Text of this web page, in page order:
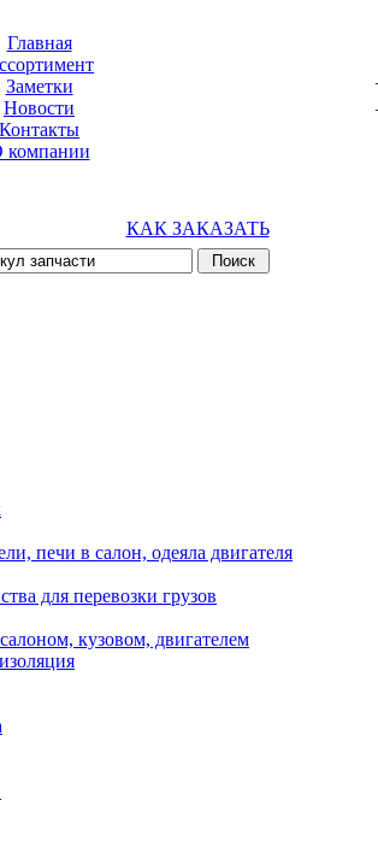
Главная
Заметки
Новости
Контакты
компании
КАК ЗАКАЗАТЬ
печи в салон, одеяла двигателя
для перевозки грузов
кузовом, двигателем